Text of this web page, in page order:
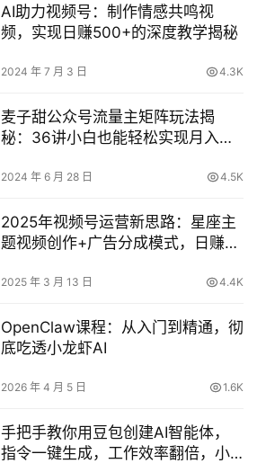
AI助力视频号：制作情感共鸣视
频，实现日赚500+的深度教学揭秘
2024 年 7 月 3 日 4.3K
麦子甜公众号流量主矩阵玩法揭
秘：36讲小白也能轻松实现月入
2024 年 6 月 28 日 4.5K
2025年视频号运营新思路：星座主
题视频创作+广告分成模式，日赚
2025 年 3 月 13 日 4.4K
OpenClaw课程：从入门到精通，彻
底吃透小龙虾AI
2026 年 4 月 5 日 1.6K
手把手教你用豆包创建AI智能体，
指令一键生成，工作效率翻倍，小